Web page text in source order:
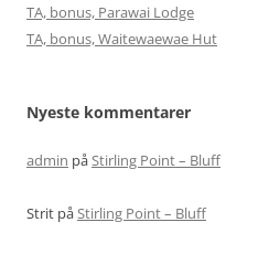
TA, bonus, Parawai Lodge
TA, bonus, Waitewaewae Hut
Nyeste kommentarer
admin påStirling Point – Bluff
Strit påStirling Point – Bluff